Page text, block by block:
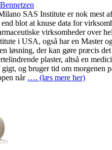
SAS Institute er nok mest
blot at knuse data for
virksomheder over
i USA, også har en Master
løsning, der kan gøre præcis
plaster, altså en
og bruger tid om morgenen
når …. (læs mere her)